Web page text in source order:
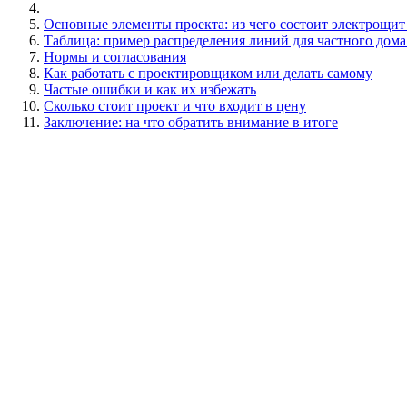
Основные элементы проекта: из чего состоит электрощит
Таблица: пример распределения линий для частного
Нормы и согласования
Как работать с проектировщиком или делать самому
Частые ошибки и как их избежать
Сколько стоит проект и что входит в цену
Заключение: на что обратить внимание в итоге